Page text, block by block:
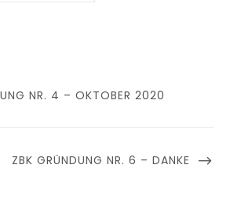
NR. 4 – OKTOBER 2020
NEXT
ZBK GRÜNDUNG NR. 6 – DANKE